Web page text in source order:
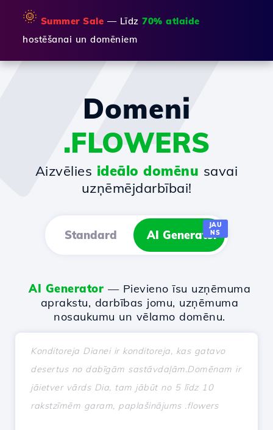
🌞 Summer Sale — Līdz 70% atlaide
hostēšanai un domēniem
Domeni
.FLOWERS
Aizvēlies ideālo domēnu savai
uzņēmējdarbībai!
Standard AI Generator
JAU
NS
AI Generator — Pievieno īsu uzņēmuma
aprakstu, darbības jomu, uzņēmuma
nosaukumu un vēlamo domēnu.